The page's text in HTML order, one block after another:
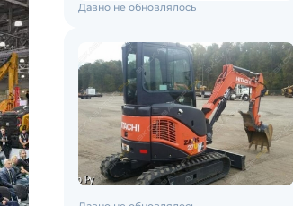
Давно не обновлялось